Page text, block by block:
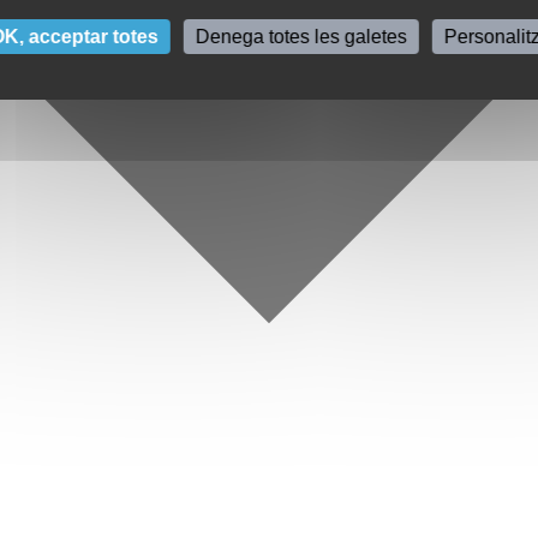
acceptar totes Denega totes les galetes